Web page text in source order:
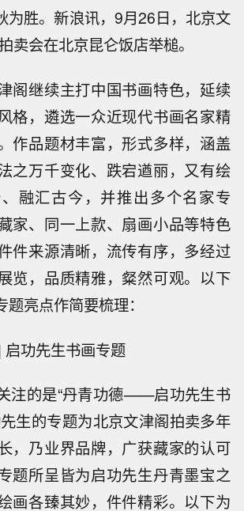
为胜。新浪讯，9月26日，北京文
卖会在北京昆仑饭店举槌。
阁继续主打中国书画特色，延续
格，遴选一众近现代书画名家精
作品题材丰富，形式多样，涵盖
之万千变化、跌宕遒丽，又有绘
融汇古今，并推出多个名家专
家、同一上款、扇画小品等特色
件来源清晰，流传有序，多经过
览，品质精雅，粲然可观。以下
亮点作简要梳理：
功先生书画专题
注的是“丹青功德——启功先生书
生的专题为北京文津阁拍卖多年
，乃业界品牌，广获藏家的认可
题所呈皆为启功先生丹青墨宝之
画各臻其妙，件件精彩。以下为